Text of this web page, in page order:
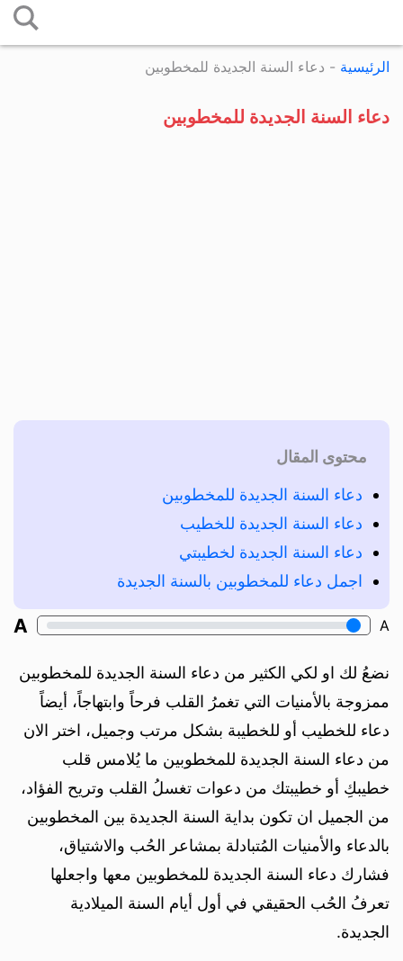
إلى
المحتوى
الرئيسية - دعاء السنة الجديدة للمخطوبين
دعاء السنة الجديدة للمخطوبين
محتوى المقال
دعاء السنة الجديدة للمخطوبين
دعاء السنة الجديدة للخطيب
دعاء السنة الجديدة لخطيبتي
اجمل دعاء للمخطوبين بالسنة الجديدة
A
A
نضعُ لك او لكي الكثير من دعاء السنة الجديدة للمخطوبين
ممزوجة بالأمنيات التي تغمرُ القلب فرحاً وابتهاجاً، أيضاً
دعاء للخطيب أو للخطيبة بشكل مرتب وجميل، اختر الان
من دعاء السنة الجديدة للمخطوبين ما يُلامس قلب
خطيبكِ أو خطيبتك من دعوات تغسلُ القلب وتريح الفؤاد،
من الجميل ان تكون بداية السنة الجديدة بين المخطوبين
بالدعاء والأمنيات المُتبادلة بمشاعر الحُب والاشتياق،
فشارك دعاء السنة الجديدة للمخطوبين معها واجعلها
تعرفُ الحُب الحقيقي في أول أيام السنة الميلادية
الجديدة.